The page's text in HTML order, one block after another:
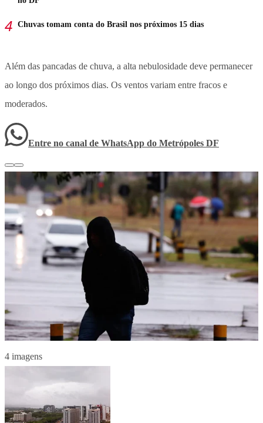
Chuvas tomam conta do Brasil nos próximos 15 dias
Além das pancadas de chuva, a alta nebulosidade deve permanecer
ao longo dos próximos dias. Os ventos variam entre fracos e
moderados.
Entre no canal de WhatsApp do Metrópoles DF
4 imagens